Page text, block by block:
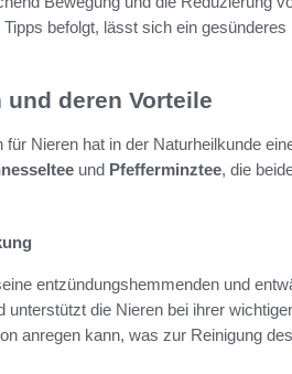
befolgt, lässt sich ein
deren Vorteile
Nieren hat in der Naturheilkunde
und Pfefferminztee, die
entzündungshemmenden und
die Nieren bei ihrer
anregen kann, was zur Reinigung